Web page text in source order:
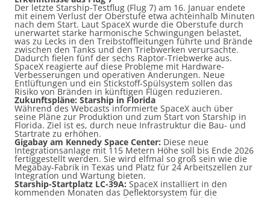
Der letzte Starship-Testflug (Flug 7) am 16. Januar endete
mit einem Verlust der Oberstufe etwa achteinhalb Minuten
nach dem Start. Laut SpaceX wurde die Oberstufe durch
unerwartet starke harmonische Schwingungen belastet,
was zu Lecks in den Treibstoffleitungen führte und Brände
zwischen den Tanks und den Triebwerken verursachte.
Dadurch fielen fünf der sechs Raptor-Triebwerke aus.
SpaceX reagierte auf diese Probleme mit Hardware-
Verbesserungen und operativen Änderungen. Neue
Entlüftungen und ein Stickstoff-Spülsystem sollen das
Risiko von Bränden in künftigen Flügen reduzieren.
Zukunftspläne: Starship in Florida
Während des Webcasts informierte SpaceX auch über
seine Pläne zur Produktion und zum Start von Starship in
Florida. Ziel ist es, durch neue Infrastruktur die Bau- und
Startrate zu erhöhen.
Gigabay am Kennedy Space Center: Diese neue
Integrationsanlage mit 115 Metern Höhe soll bis Ende 2026
fertiggestellt werden. Sie wird elfmal so groß sein wie die
Megabay-Fabrik in Texas und Platz für 24 Arbeitszellen zur
Integration und Wartung bieten.
Starship-Startplatz LC-39A: SpaceX installiert in den
kommenden Monaten das Deflektorsystem für die